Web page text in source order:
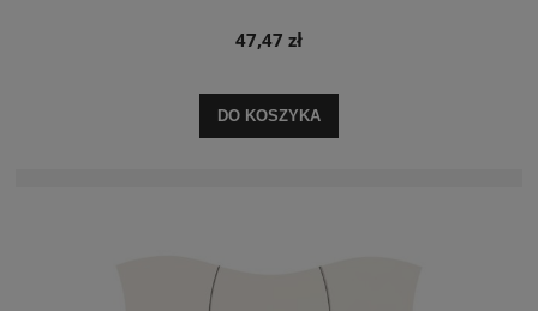
47,47 zł
DO KOSZYKA